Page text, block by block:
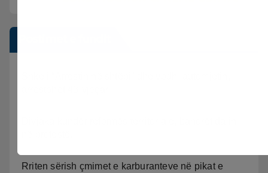
Rriten sërish çmimet e karburanteve në pikat e